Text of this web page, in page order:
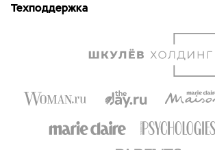
Техподдержка